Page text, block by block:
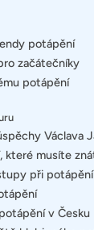
potápění
začátečníky
potápění
Václava
které musíte
při potápění
v Česku